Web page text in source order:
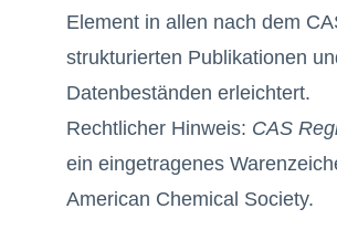
Element in allen nach dem
strukturierten Publikationen
Datenbeständen erleichtert.
Rechtlicher Hinweis: CAS
ein eingetragenes
American Chemical Society.